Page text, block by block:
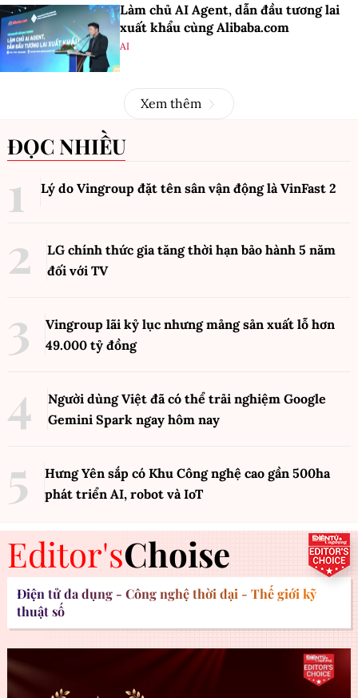
Làm chủ AI Agent, dẫn đầu tương lai
xuất khẩu cùng Alibaba.com
AI
Xem thêm
ĐỌC NHIỀU
Lý do Vingroup đặt tên sân vận động là VinFast 2
LG chính thức gia tăng thời hạn bảo hành 5 năm
đối với TV
Vingroup lãi kỷ lục nhưng mảng sản xuất lỗ hơn
49.000 tỷ đồng
Người dùng Việt đã có thể trải nghiệm Google
Gemini Spark ngay hôm nay
Hưng Yên sắp có Khu Công nghệ cao gần 500ha
phát triển AI, robot và IoT
Editor'sChoise
Điện tử đa dụng - Công nghệ thời đại - Thế giới kỹ
thuật số